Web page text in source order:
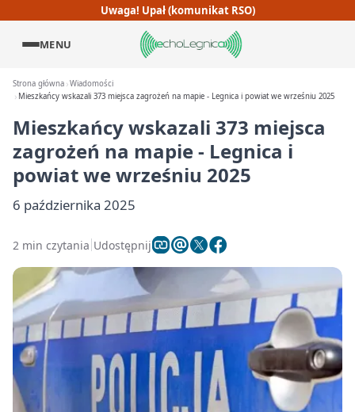
Uwaga! Upał (komunikat RSO)
MENU
Strona główna Wiadomości
Mieszkańcy wskazali 373 miejsca zagrożeń na mapie - Legnica i powiat we wrześniu 2025
Mieszkańcy wskazali 373 miejsca
zagrożeń na mapie - Legnica i
powiat we wrześniu 2025
6 października 2025
2 min czytania Udostępnij